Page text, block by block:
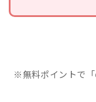
※無料ポイントで